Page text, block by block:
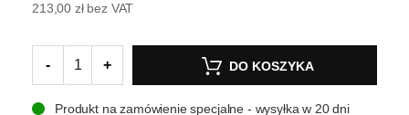
213,00 zł bez VAT
- + DO KOSZYKA
Produkt na zamówienie specjalne - wysyłka w 20 dni